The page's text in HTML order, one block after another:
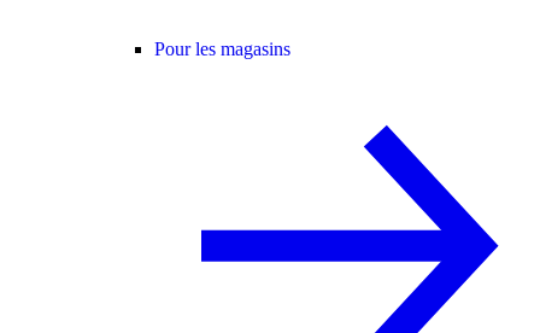
Pour les magasins